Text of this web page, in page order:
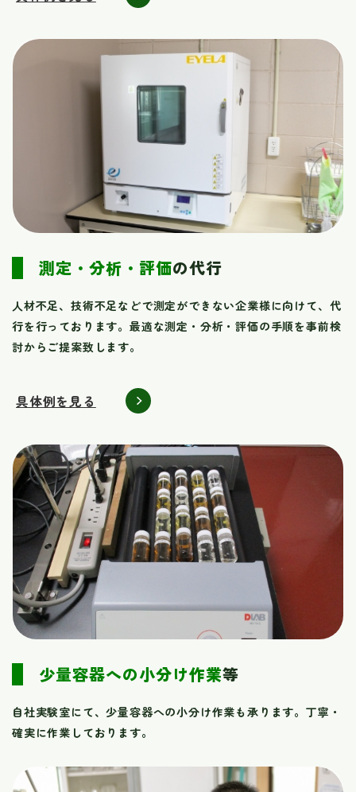
測定・分析・評価の代行
人材不足、技術不足などで測定ができない企業様に向けて、代
行を行っております。最適な測定・分析・評価の手順を事前検
討からご提案致します。
具体例を見る
少量容器への小分け作業等
自社実験室にて、少量容器への小分け作業も承ります。丁寧・
確実に作業しております。